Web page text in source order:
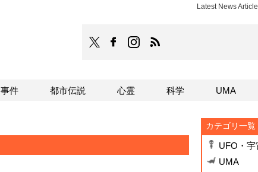
Latest News
TOCANAのFacebookはこちら
TOCANAのinstagramはこちら
カテゴリ一覧
UFO・宇
UMA
事件 都市伝説 心霊 科学 UMA